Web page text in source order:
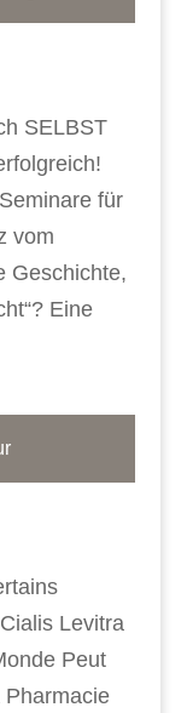
SELBST
für
vom
Geschichte,
Eine
Levitra
Peut